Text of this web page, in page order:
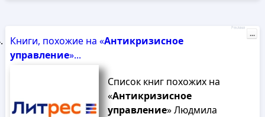
Книги, похожие на «Антикризисное
управление»...
Список книг похожих на
«Антикризисное
управление» Людмила
Реклама
...